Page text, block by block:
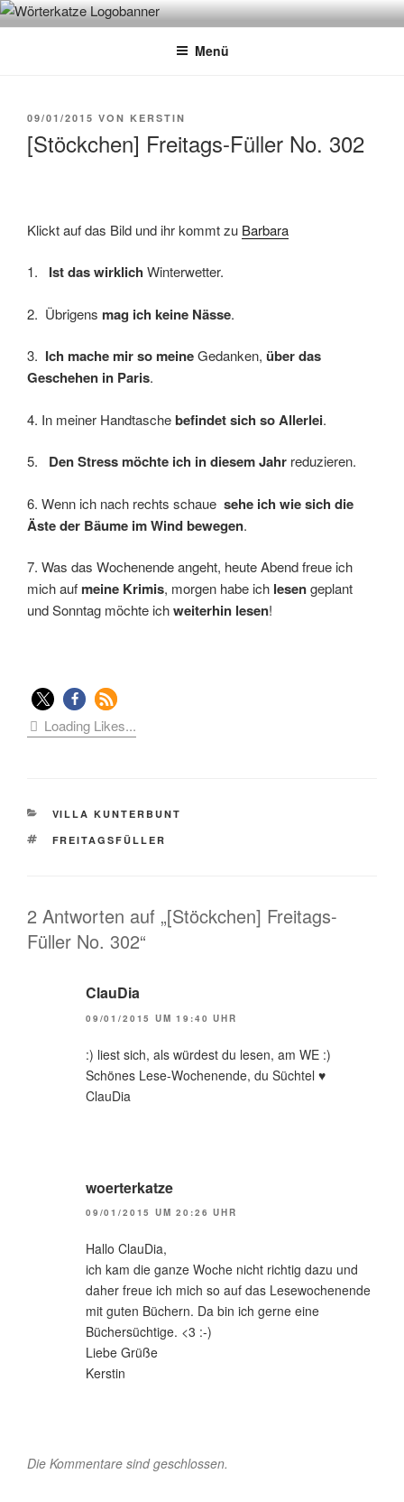
Zum
InhaltWÖRTERKATZE
Von Büchern erzählen
Menü
VERÖFFENTLICHT
09/01/2015 VON KERSTIN
[Stöckchen] Freitags-Füller No. 302
Klickt auf das Bild und ihr kommt zu Barbara
1. Ist das wirklich Winterwetter.
2. Übrigens mag ich keine Nässe.
3. Ich mache mir so meineGedanken, über das
Geschehen in Paris.
4. In meiner Handtaschebefindet sich so Allerlei.
5. Den Stress möchte ich in diesem Jahr reduzieren.
6. Wenn ich nach rechts schaue sehe ich wie sich die
Äste der Bäume im Wind bewegen.
7. Was das Wochenende angeht, heute Abend freue ich
mich auf meine Krimis, morgen habe ich lesengeplant
und Sonntag möchte ichweiterhin lesen!
Loading Likes...
KATEGORIEN
VILLA KUNTERBUNT
SCHLAGWÖRTER
FREITAGSFÜLLER
2 Antworten auf „[Stöckchen] Freitags-
Füller No. 302“
ClauDia
09/01/2015 UM 19:40 UHR
:) liest sich, als würdest du lesen, am WE :)
Schönes Lese-Wochenende, du Süchtel ♥
ClauDia
woerterkatze
09/01/2015 UM 20:26 UHR
Hallo ClauDia,
ich kam die ganze Woche nicht richtig dazu und
daher freue ich mich so auf das Lesewochenende
mit guten Büchern. Da bin ich gerne eine
Büchersüchtige. <3 :-)
Liebe Grüße
Kerstin
Die Kommentare sind geschlossen.